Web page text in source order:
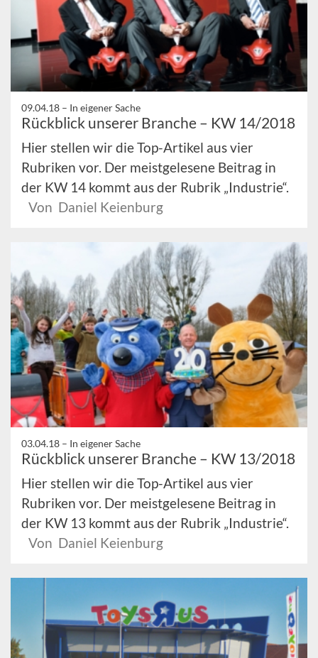
09.04.18 – In eigener Sache
Rückblick unserer Branche – KW 14/2018
Hier stellen wir die Top-Artikel aus vier
Rubriken vor. Der meistgelesene Beitrag in
der KW 14 kommt aus der Rubrik „Industrie“.
Von Daniel Keienburg
03.04.18 – In eigener Sache
Rückblick unserer Branche – KW 13/2018
Hier stellen wir die Top-Artikel aus vier
Rubriken vor. Der meistgelesene Beitrag in
der KW 13 kommt aus der Rubrik „Industrie“.
Von Daniel Keienburg